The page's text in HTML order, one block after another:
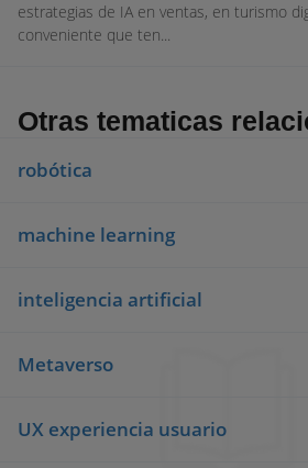
estrategias de IA en ventas, en turismo
conveniente que ten...
Otras tematicas
robótica
machine learning
inteligencia artificial
Metaverso
UX experiencia usuario